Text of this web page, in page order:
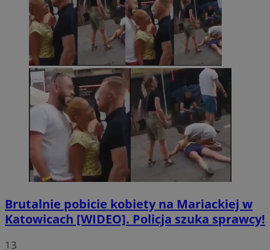
Brutalnie pobicie kobiety na Mariackiej w
Katowicach [WIDEO]. Policja szuka sprawcy!
13